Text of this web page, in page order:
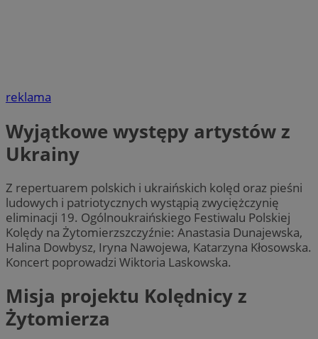
reklama
Wyjątkowe występy artystów z
Ukrainy
Z repertuarem polskich i ukraińskich kolęd oraz pieśni
ludowych i patriotycznych wystąpią zwyciężczynię
eliminacji 19. Ogólnoukraińskiego Festiwalu Polskiej
Kolędy na Żytomierzszczyźnie: Anastasia Dunajewska,
Halina Dowbysz, Iryna Nawojewa, Katarzyna Kłosowska.
Koncert poprowadzi Wiktoria Laskowska.
Misja projektu Kolędnicy z
Żytomierza